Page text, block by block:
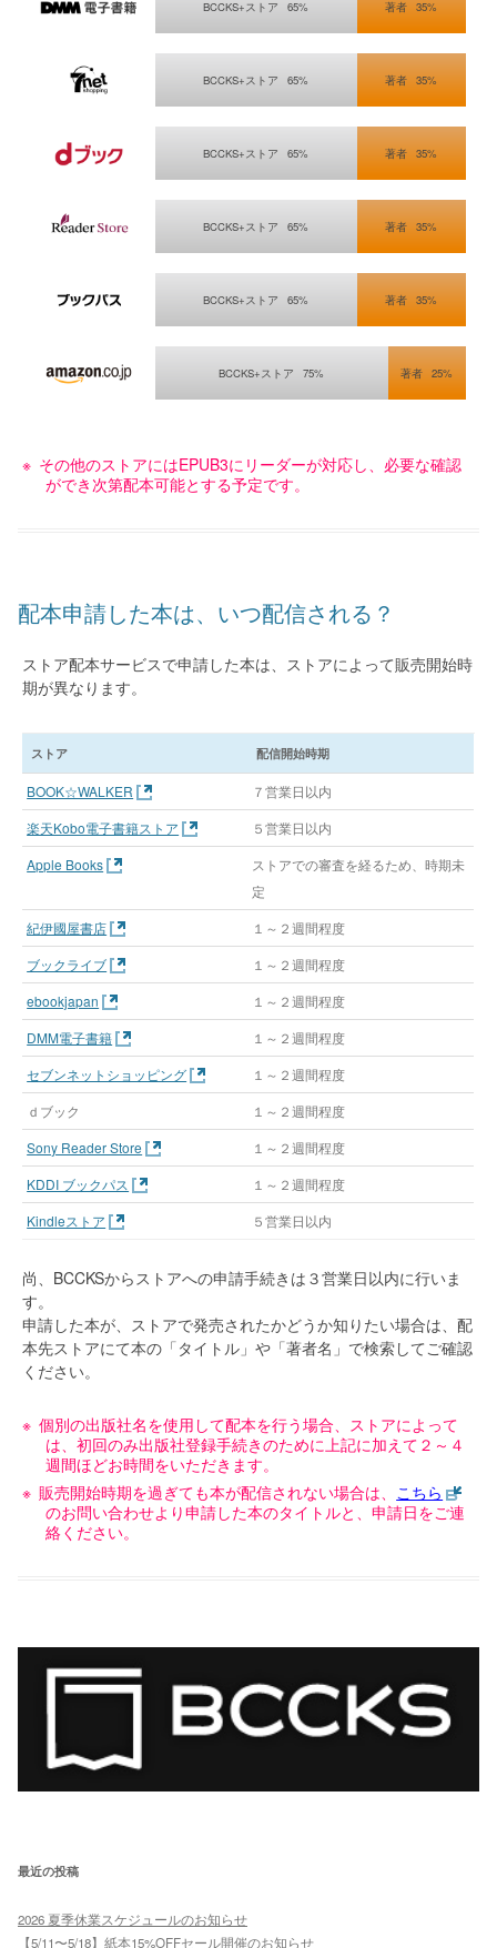
DMM電子書籍/dt>
BCCKS+ストア 65% 著者 35%
セブンネットショッピング
BCCKS+ストア 65% 著者 35%
ｄブックBCCKS+ストア 65% 著者 35%
Sony Reader Store
BCCKS+ストア 65% 著者 35%
KDDI ブックパス
BCCKS+ストア 65% 著者 35%
Kindleストア
BCCKS+ストア 75% 著者 25%
その他のストアにはEPUB3にリーダーが対応し、必要な確認
ができ次第配本可能とする予定です。
配本申請した本は、いつ配信される？
ストア配本サービスで申請した本は、ストアによって販売開始時
期が異なります。
ストア 配信開始時期
BOOK☆WALKER
７営業日以内
楽天Kobo電子書籍ストア
５営業日以内
Apple Books
ストアでの審査を経るため、時期未
定
紀伊國屋書店
１～２週間程度
ブックライブ
１～２週間程度
ebookjapan
１～２週間程度
DMM電子書籍
１～２週間程度
セブンネットショッピング
１～２週間程度
ｄブック
１～２週間程度
Sony Reader Store
１～２週間程度
KDDI ブックパス
１～２週間程度
Kindleストア
５営業日以内
尚、BCCKSからストアへの申請手続きは３営業日以内に行いま
す。
申請した本が、ストアで発売されたかどうか知りたい場合は、配
本先ストアにて本の「タイトル」や「著者名」で検索してご確認
ください。
個別の出版社名を使用して配本を行う場合、ストアによって
は、初回のみ出版社登録手続きのために上記に加えて２～４
週間ほどお時間をいただきます。
販売開始時期を過ぎても本が配信されない場合は、 こちら
のお問い合わせより申請した本のタイトルと、申請日をご連
絡ください。
最近の投稿
2026 夏季休業スケジュールのお知らせ
【5/11〜5/18】紙本15%OFFセール開催のお知らせ